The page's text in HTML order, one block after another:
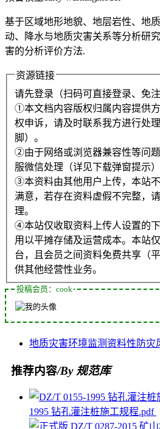
基于区域地形地貌、地层岩性、地
动、降水与地质灾害关系等分析研
害的分析评价方法.
资源链接
请先登录（扫码可直接登录、免注
①本文档内容版权归属内容提供
权申诉，请及时联系我方进行处
脚）。
②由于网络或浏览器兼容性等问
服微信处理（详见下载弹窗提示）
③本资料由其他用户上传，本站
满意，若存在资料虚假不完整，
理。
④本站仅收取资料上传人设置的下
用以平摊存储及运营成本。本站
台，且会员之间资料免费共享（
供其他经营性业务。
投稿会员：cook
地质灾害环境监测 资料性 防灾
推荐内容/By 规范库
1995 钻孔灌注桩施工规程.pdf